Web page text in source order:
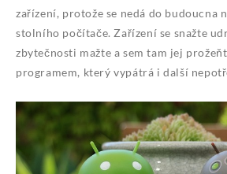
zařízení, protože se nedá do budoucna
stolního počítače. Zařízení se snažte
zbytečnosti mažte a sem tam jej
programem, který vypátrá i další